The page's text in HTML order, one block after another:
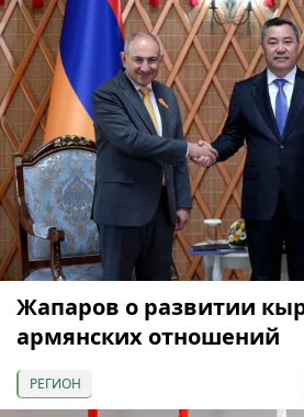
Жапаров о развитии
армянских отношений
РЕГИОН